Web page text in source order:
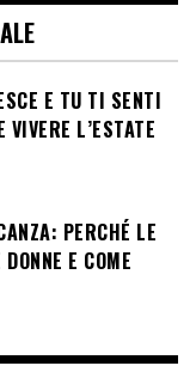
E TU TI SENTI
L’ESTATE
PERCHÉ LE
E COME